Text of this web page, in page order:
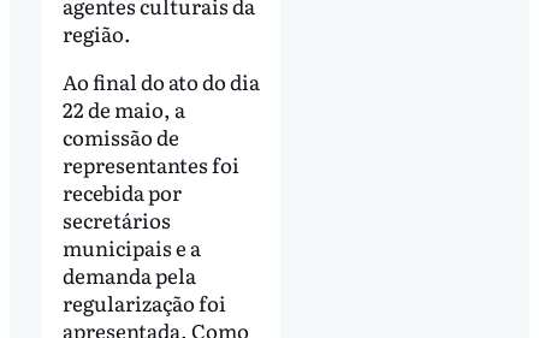
região.
Ao final do ato do dia
22 de maio, a
comissão de
representantes foi
recebida por
secretários
municipais e a
demanda pela
regularização foi
apresentada. Como